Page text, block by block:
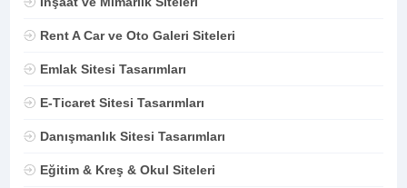
Rent A Car ve Oto Galeri Siteleri
Emlak Sitesi Tasarımları
E-Ticaret Sitesi Tasarımları
Danışmanlık Sitesi Tasarımları
Eğitim & Kreş & Okul Siteleri